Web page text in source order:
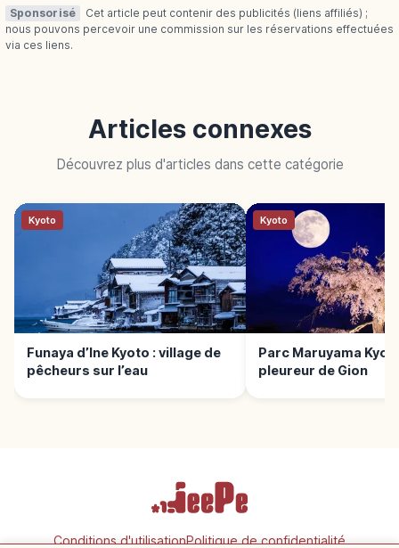
Sponsorisé
Cet article peut contenir des publicités (liens affiliés) ;
nous pouvons percevoir une commission sur les réservations effectuées
via ces liens.
Articles connexes
Découvrez plus d'articles dans cette catégorie
Kyoto
Funaya d’Ine Kyoto : village de
pêcheurs sur l’eau
Kyoto
Parc Maruyama
pleureur de Gion
Conditions d'utilisationPolitique de confidentialité